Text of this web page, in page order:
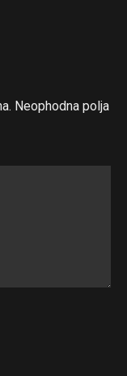
Neophodna polja